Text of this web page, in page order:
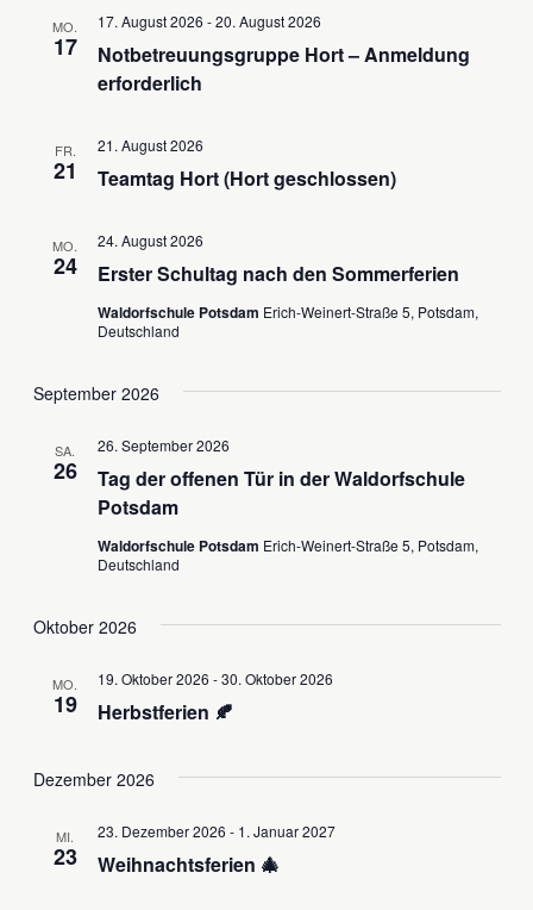
MO.
17
Notbetreuungsgruppe Hort – Anmeldung
erforderlich
17. August 2026 -20. August 2026
FR.
21 Teamtag Hort (Hort geschlossen)
21. August 2026
MO.
24 Erster Schultag nach den Sommerferien
24. August 2026
Waldorfschule Potsdam Erich-Weinert-Straße 5, Potsdam,
Deutschland
September 2026
SA.
26
Tag der offenen Tür in der Waldorfschule
Potsdam
26. September 2026
Waldorfschule Potsdam Erich-Weinert-Straße 5, Potsdam,
Deutschland
Oktober 2026
MO.
19 Herbstferien 🍂
19. Oktober 2026 -30. Oktober 2026
Dezember 2026
MI.
23 Weihnachtsferien 🎄
23. Dezember 2026 - 1. Januar 2027